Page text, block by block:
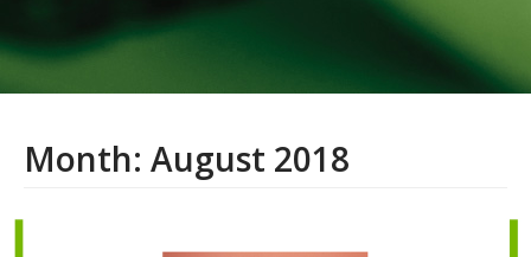
Month: August 2018